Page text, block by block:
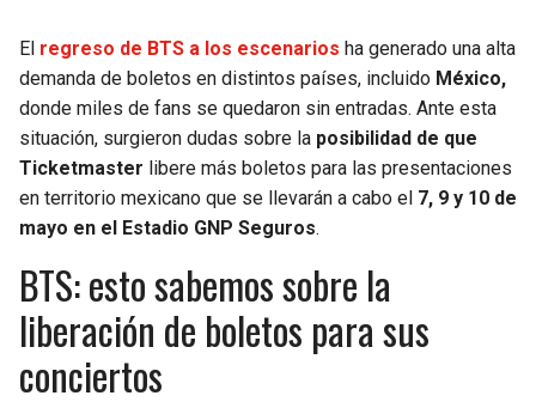
BEARS
LIONS
PACKERS
VIKINGS
FALCONS
PANTHERS
SPURS
NUGGETS
TIMBERWOLVES
THUNDER
TRAIL BLAZERS
JAZZ
El regreso de BTS a los escenarios ha generado una alta
demanda de boletos en distintos países, incluido México,
donde miles de fans se quedaron sin entradas. Ante esta
situación, surgieron dudas sobre la posibilidad de que
Ticketmaster libere más boletos para las presentaciones
en territorio mexicano que se llevarán a cabo el 7, 9 y 10 de
mayo en el Estadio GNP Seguros.
BTS: esto sabemos sobre la
liberación de boletos para sus
conciertos